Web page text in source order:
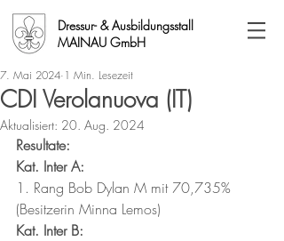
Dressur- & Ausbildungsstall
MAINAU GmbH
CDI Verolanuova (IT)
7. Mai 2024 1 Min. Lesezeit
Aktualisiert: 20. Aug. 2024
Resultate:
Kat. Inter A:
1. Rang Bob Dylan M mit 70,735%
(Besitzerin Minna Lemos)
Kat. Inter B: